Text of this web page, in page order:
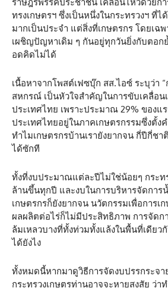
ทรงเกษตรฯ ซึ่งเป็นหนึ่งในกระทรวงฯ ที่
มากเป็นประจำ แต่สิ่งที่เกษตรกร โดยเฉ
เผชิญปัญหาเดิม ๆ กันอยู่ทุกวันยิ่งกับตอก
อดคิดไม่ได้
เนื้อหาจากโพสต์เฟซบุ๊ก สส.ไอซ์ ระบุว่า “
สหกรณ์ เป็นหัวใจสำคัญในการขับเคลื่อน
ประเทศไทย เพราะประมาณ 29% ของแ
ประเทศไทยอยู่ในภาคเกษตรกรรมซึ่งตั้ง
ทำไมเกษตรกรบ้านเรายังยากจน กี่ปีกี่ช
ได้ซักที
ทั้งที่งบประมาณแต่ละปีไม่ใช่น้อยๆ กระท
ล้านขึ้นทุกปี และงบในการบริหารจัดการ
เกษตรกรก็ยังยากจน นวัตกรรมเพื่อการเ
ผลผลิตต่อไร่ก็ไม่มีประสิทธิภาพ การจัดก
ล้มเหลวบางที่ทั้งท่วมทั้งแล้งในพื้นที่เดียว
ได้ยังไง
ทั้งหมดนี้หากมาดูวิธีการจัดงบปรรกระจ
กระทรวงเกษตรท่านอาจจะหายสงสัย ว่า